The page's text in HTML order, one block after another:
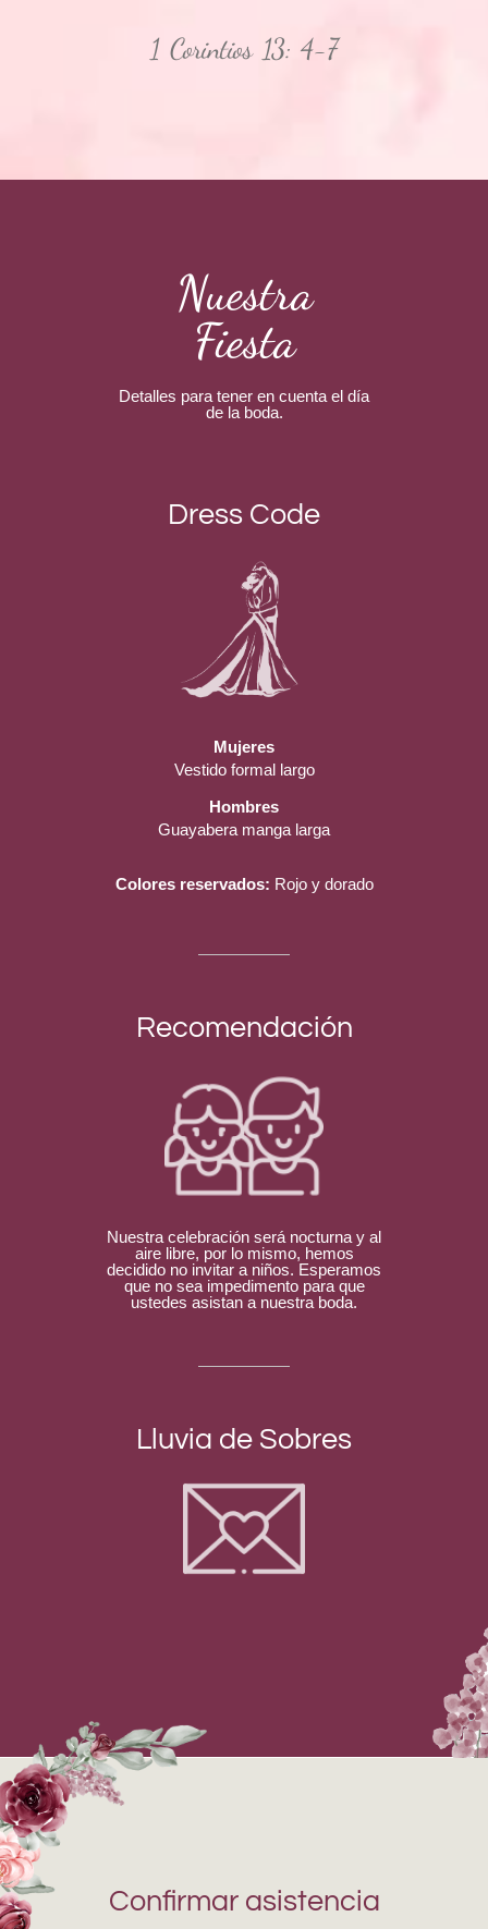
1 Corintios 13: 4-7
Nuestra
Fiesta
Detalles para tener en cuenta el día
de la boda.
Dress Code
Mujeres
Vestido formal largo
Hombres
Guayabera manga larga
Colores reservados: Rojo y dorado
Recomendación
Nuestra celebración será nocturna y al
aire libre, por lo mismo, hemos
decidido no invitar a niños. Esperamos
que no sea impedimento para que
ustedes asistan a nuestra boda.
Lluvia de Sobres
Confirmar asistencia